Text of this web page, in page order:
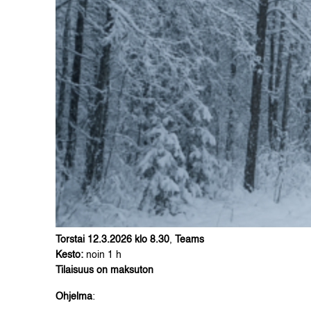
Torstai 12.3.2026 klo 8.30,
Teams
Kesto: noin 1 h
Tilaisuus on maksuton
Ohjelma: